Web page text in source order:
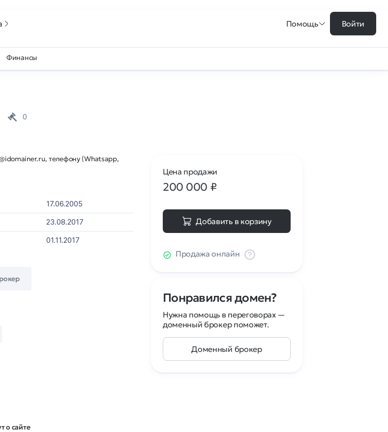
Помощь Войти
Финансы
0
телефону (Whatsapp,
17.06.2005
23.08.2017
01.11.2017
о сайте
Цена продажи
200 000 ₽
Добавить в корзину
Продажа онлайн
Понравился домен?
Нужна помощь в переговорах —
доменный брокер поможет.
Доменный брокер